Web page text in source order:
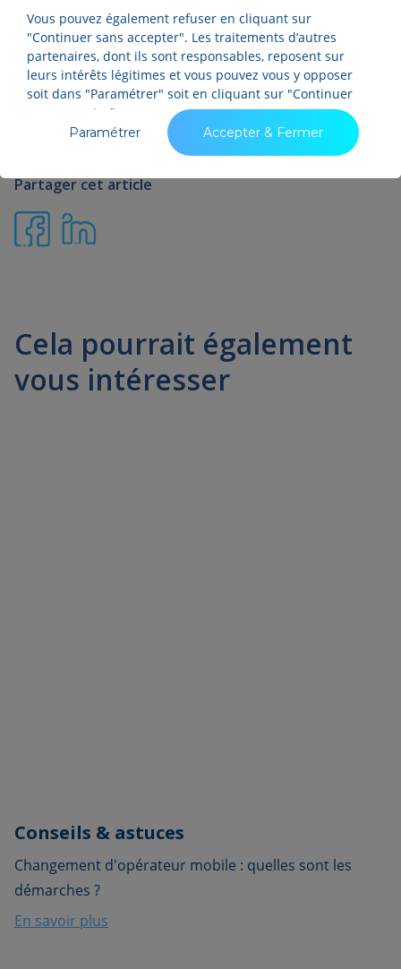
supplémentaire à votre choix deforfait
seulement vous évitez les surcoûts ou le gaspillage
en choisissant un volume de données adapté à
votre consommation, mais vous contribuez
également à des causes sociales et
Partager cet article
Cela pourrait également
vous intéresser
Conseils & astuces
Changement d'opérateur mobile : quelles sont les
démarches ?
En savoir plus
Vous pouvez également refuser en cliquant sur
"Continuer sans accepter". Les traitements d’autres
partenaires, dont ils sont responsables, reposent sur
leurs intérêts légitimes et vous pouvez vous y opposer
soit dans "Paramétrer" soit en cliquant sur "Continuer
sans accepter".
Paramétrer Accepter & Fermer